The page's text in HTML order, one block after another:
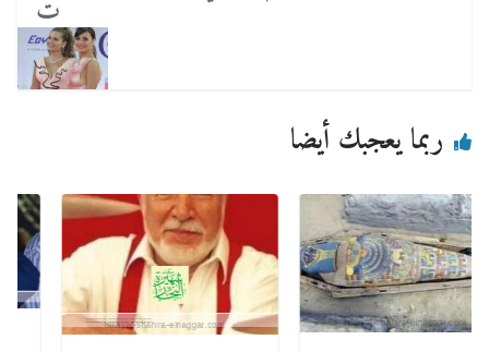
ت
ربما يعجبك أيضا